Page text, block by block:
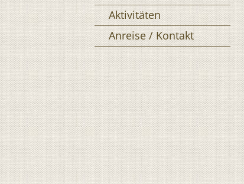
Aktivitäten
Anreise / Kontakt